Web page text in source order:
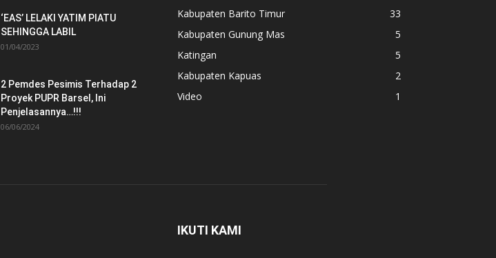
‘EAS’ LELAKI YATIM PIATU
SEHINGGA LABIL
01/04/2023
2 Pemdes Pesimis Terhadap 2
Proyek PUPR Barsel, Ini
Penjelasannya…!!!
06/06/2024
Kabupaten Barito Timur
33
Kabupaten Gunung Mas
5
Katingan
5
Kabupaten Kapuas
2
Video
1
IKUTI KAMI